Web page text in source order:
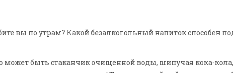
вы по утрам? Какой безалкогольный напиток способен
может быть стаканчик очищенной воды, шипучая кока-